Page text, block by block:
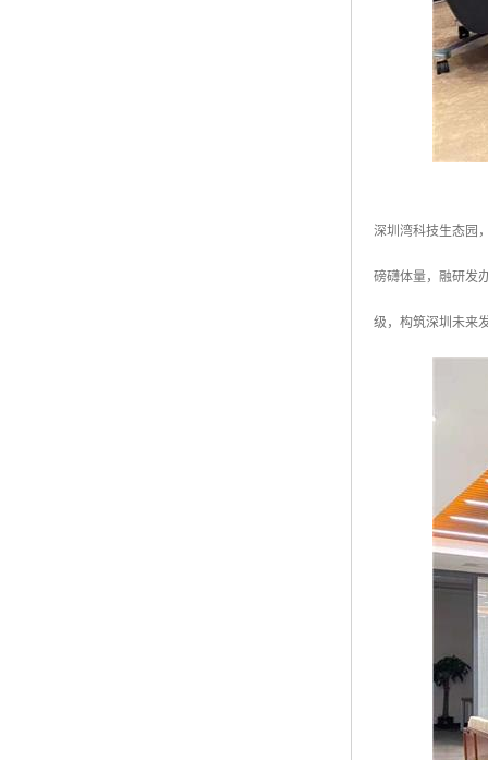
深圳湾科技生态园
磅礴体量，融研发
级，构筑深圳未来